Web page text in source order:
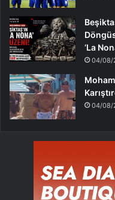
‘La
04/08/
04/08/